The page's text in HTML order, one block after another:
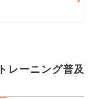
レーニング普及